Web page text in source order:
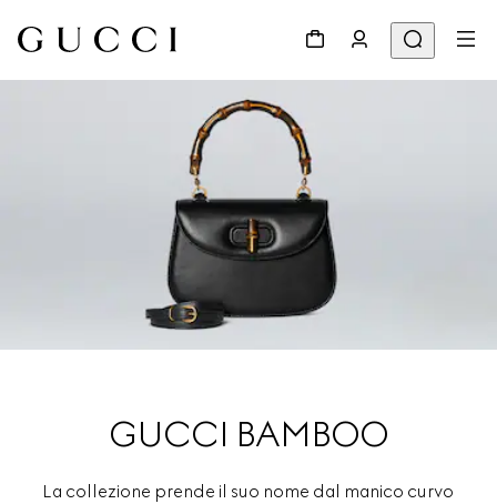
GUCCI BAMBOO
La collezione prende il suo nome dal manico curvo